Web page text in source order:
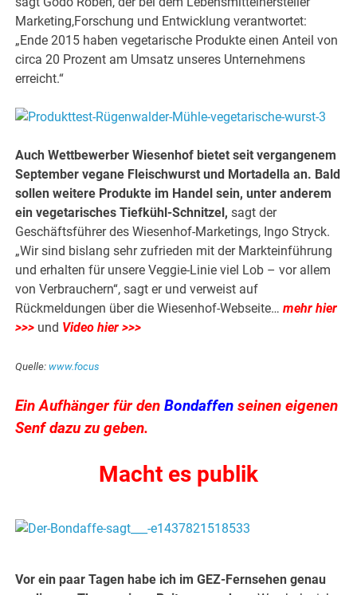
Marketing,Forschung und Entwicklung verantwortet:
„Ende 2015 haben vegetarische Produkte einen Anteil von
circa 20 Prozent am Umsatz unseres Unternehmens
erreicht.“
Auch Wettbewerber Wiesenhof bietet seit vergangenem
September vegane Fleischwurst und Mortadella an. Bald
sollen weitere Produkte im Handel sein, unter anderem
ein vegetarisches Tiefkühl-Schnitzel, sagt der
Geschäftsführer des Wiesenhof-Marketings, Ingo Stryck.
„Wir sind bislang sehr zufrieden mit der Markteinführung
und erhalten für unsere Veggie-Linie viel Lob – vor allem
von Verbrauchern“, sagt er und verweist auf
Rückmeldungen über die Wiesenhof-Webseite…mehr hier
>>> und Video hier >>>
Quelle:www.focus
Ein Aufhänger für denBondaffen seinen eigenen
Senf dazu zu geben.
Macht es publik
Vor ein paar Tagen habe ich im GEZ-Fernsehen genau